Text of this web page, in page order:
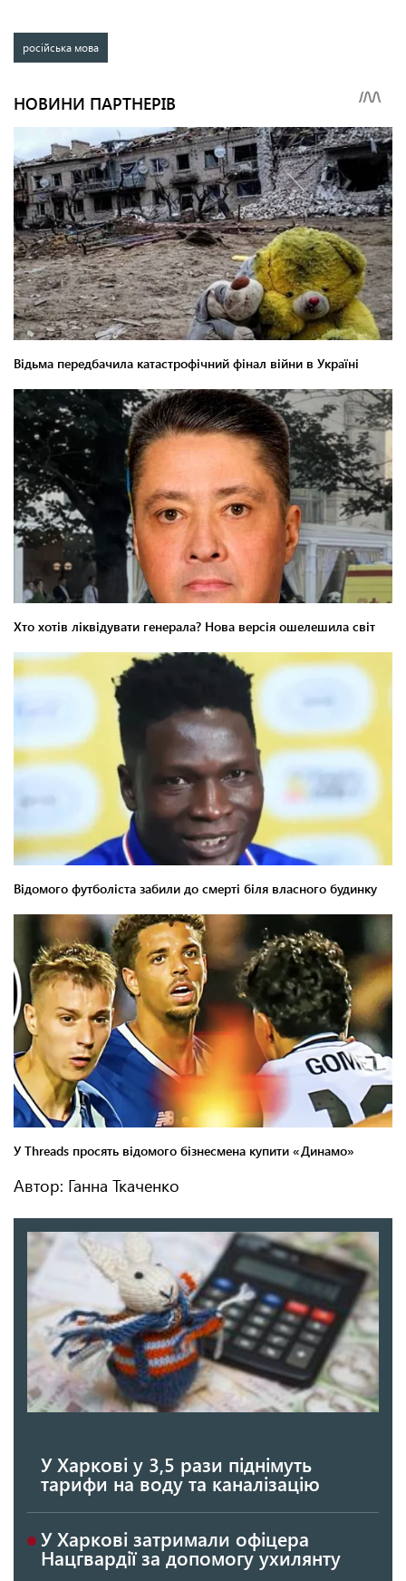
російська мова
Автор: Ганна Ткаченко
У Харкові у 3,5 рази піднімуть
тарифи на воду та каналізацію
У Харкові затримали офіцера
Нацгвардії за допомогу ухилянту